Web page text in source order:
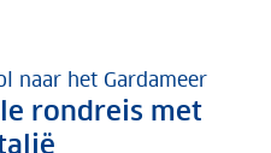
naar het Gardameer
rondreis met